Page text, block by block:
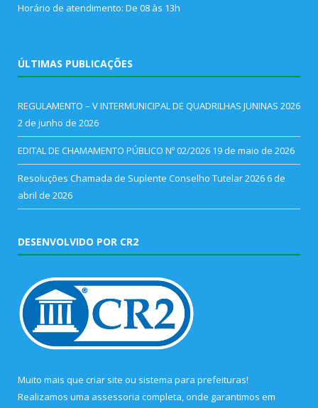
Horário de atendimento: De 08 às 13h
ÚLTIMAS PUBLICAÇÕES
REGULAMENTO – V INTERMUNICIPAL DE QUADRILHAS JUNINAS 2026
2 de junho de 2026
EDITAL DE CHAMAMENTO PÚBLICO Nº 02/2026 19 de maio de 2026
Resoluções Chamada de Suplente Conselho Tutelar 2026 6 de
abril de 2026
DESENVOLVIDO POR CR2
Muito mais que criar site ou sistema para prefeituras!
Realizamos uma assessoria completa, onde garantimos em